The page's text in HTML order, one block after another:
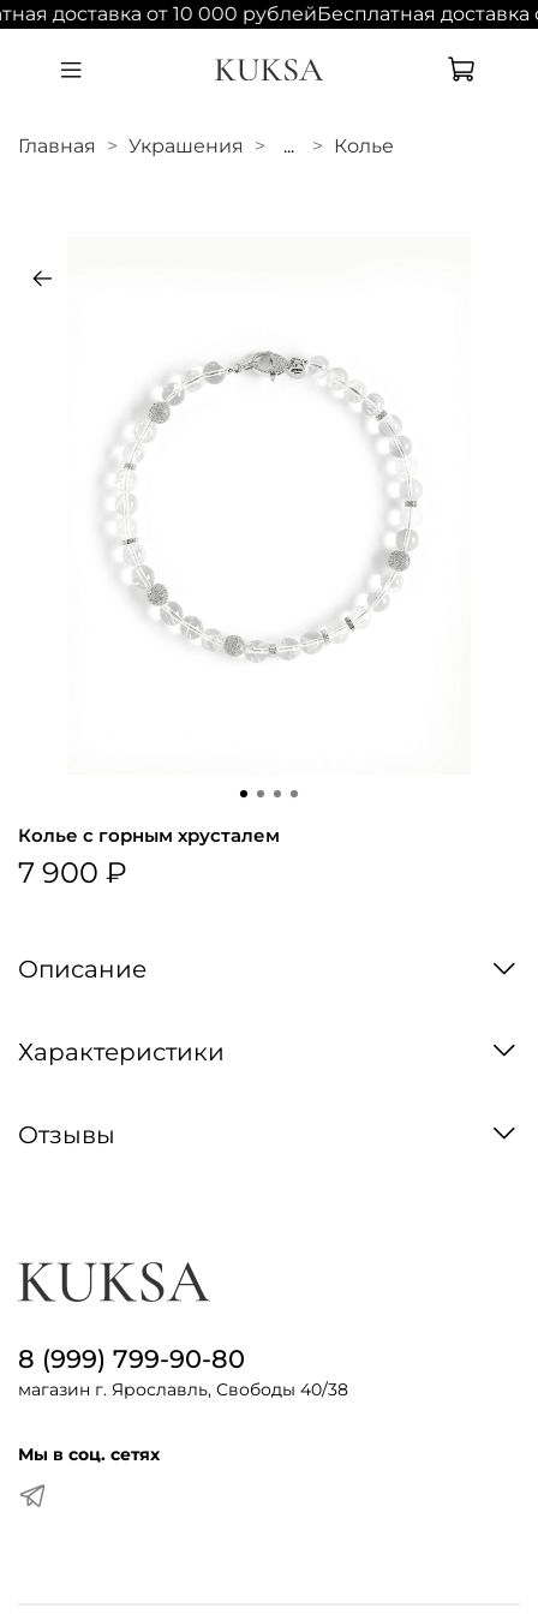
доставка от 10 000 рублейБесплатная доставка
Главная Украшения ... Колье
Колье с горным хрусталем
7 900 ₽
Описание
Характеристики
Отзывы
8 (999) 799-90-80
магазин г. Ярославль, Свободы 40/38
Мы в соц. сетях